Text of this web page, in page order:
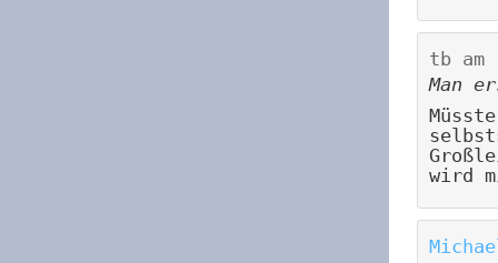
tb am
Man
wird